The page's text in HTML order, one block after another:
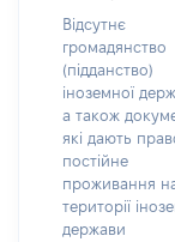
Відсутнє
громадянство
(підданство)
іноземної
а також
які дають
постійне
проживання
території
держави